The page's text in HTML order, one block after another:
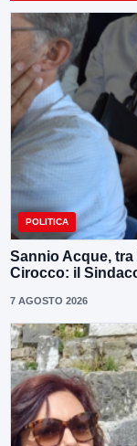
POLITICA
Sannio Acque,
Cirocco: il
7 AGOSTO 2026